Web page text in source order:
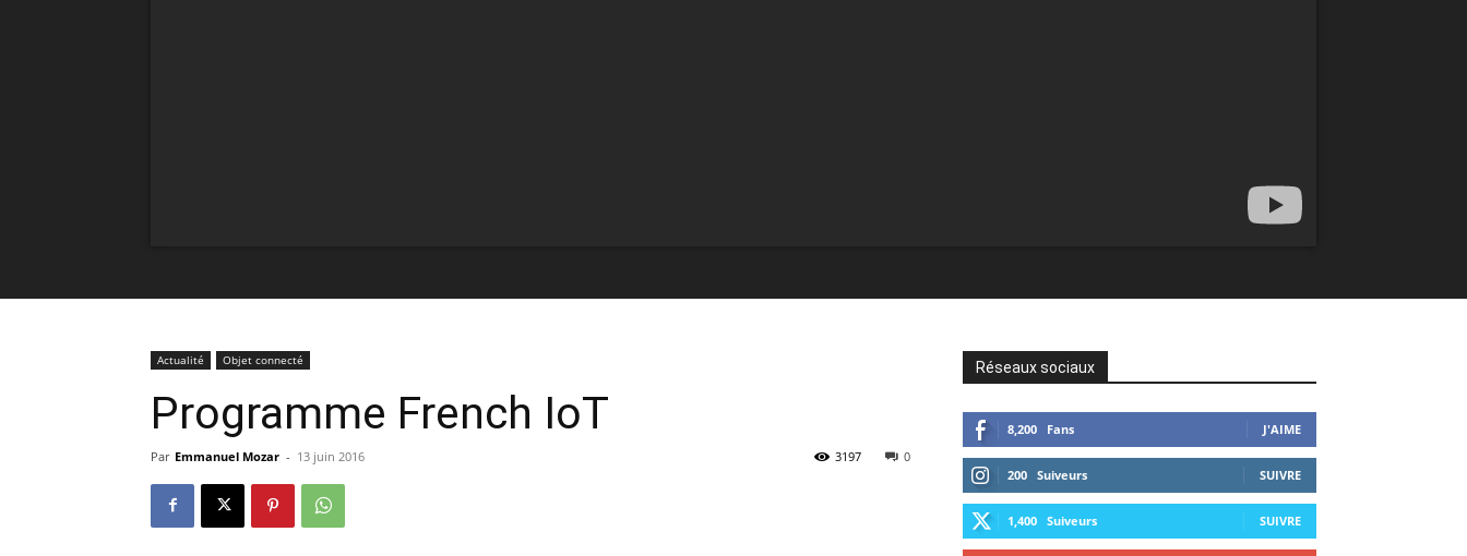
Actualité Objet connecté
Programme French IoT
Par Emmanuel Mozar - 13 juin 2016 0
3197
Réseaux sociaux
8,200 Fans J'AIME
200 Suiveurs SUIVRE
1,400 Suiveurs SUIVRE